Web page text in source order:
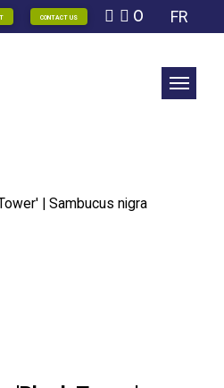
CONTACT US 0 FR
| Sambucus nigra